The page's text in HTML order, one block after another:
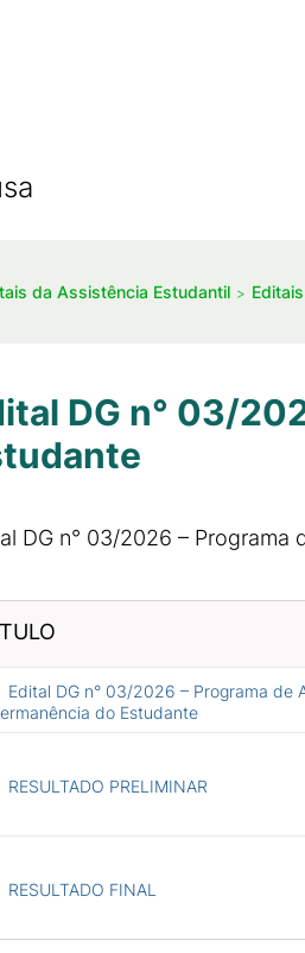
da Assistência Estudantil
DG n° 03/
DG n° 03/2026 – Programa
Edital DG n° 03/2026 – Programa de
do Estudante
RESULTADO PRELIMINAR
RESULTADO FINAL